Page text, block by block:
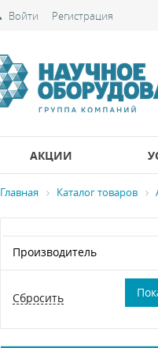
Войти Регистрация
АКЦИИ
Главная Каталог товаров
Производитель